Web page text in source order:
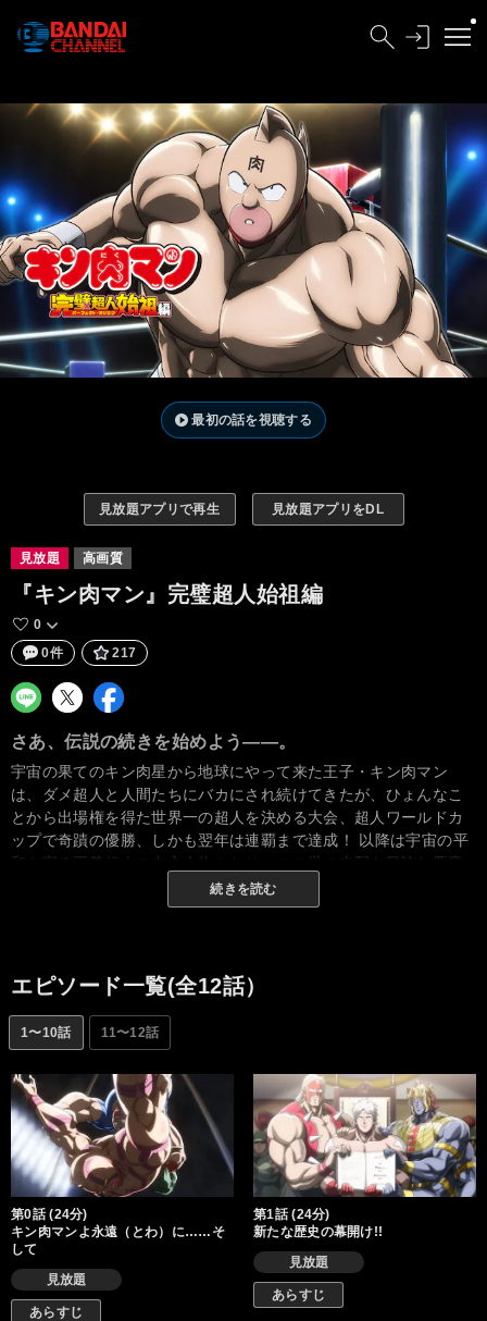
最初の話を視聴する
見放題アプリで再生 見放題アプリをDL
見放題 高画質
『キン肉マン』完璧超人始祖編
0
0件
217
さあ、伝説の続きを始めよう――。
宇宙の果てのキン肉星から地球にやって来た王子・キン肉マン
は、ダメ超人と人間たちにバカにされ続けてきたが、ひょんなこ
とから出場権を得た世界一の超人を決める大会、超人ワールドカ
ップで奇蹟の優勝、しかも翌年は連覇まで達成！ 以降は宇宙の平
和を守る正義超人の中心人物となり、この世の支配を目論む悪魔
超人、さらには地上からの弱小超人一掃を狙う完璧超人ら、猛威
をふるう敵勢力をテリーマンやロビンマスクといった仲間たちと
キン肉マンは晴れて父から王位を譲り受け、誰もが認めるキン肉
星第58代大王に即位！ 地球から故郷の星へ帰還。結婚も果たし、
8年に渡る闘いの日々に別れを告げた。それから約1年半後。全宇
宙は平和に包まれていたはずであったのだが…!?
続きを読む
エピソード一覧(全12話）
1〜10話 11〜12話
第0話 (24分)
キン肉マンよ永遠（とわ）に……そ
して
見放題
あらすじ
第1話 (24分)
新たな歴史の幕開け!!
見放題
あらすじ